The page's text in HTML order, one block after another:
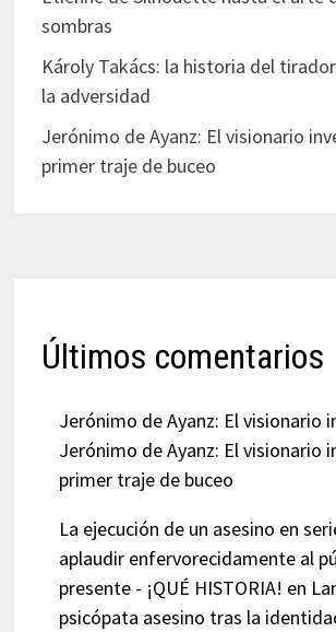
sombras
Károly Takács: la historia del
la adversidad
Jerónimo de Ayanz: El visionario
primer traje de buceo
Últimos comentarios
Jerónimo de Ayanz: El visionario
Jerónimo de Ayanz: El visionario
primer traje de buceo
La ejecución de un asesino en
aplaudir enfervorecidamente al
presente - ¡QUÉ HISTORIA! en
psicópata asesino tras la